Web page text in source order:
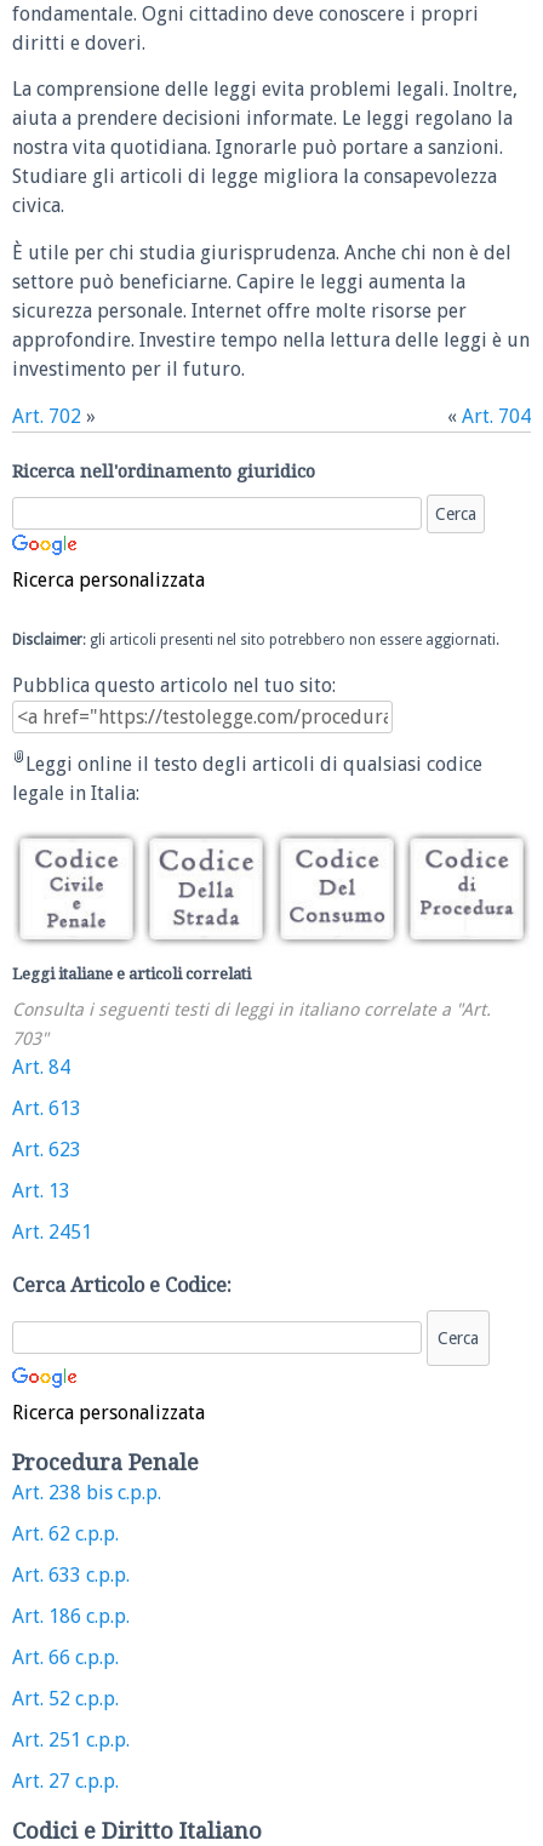
fondamentale. Ogni cittadino deve conoscere i propri
diritti e doveri.
La comprensione delle leggi evita problemi legali. Inoltre,
aiuta a prendere decisioni informate. Le leggi regolano la
nostra vita quotidiana. Ignorarle può portare a sanzioni.
Studiare gli articoli di legge migliora la consapevolezza
civica.
È utile per chi studia giurisprudenza. Anche chi non è del
settore può beneficiarne. Capire le leggi aumenta la
sicurezza personale. Internet offre molte risorse per
approfondire. Investire tempo nella lettura delle leggi è un
investimento per il futuro.
Art. 702 » « Art. 704
Ricerca nell'ordinamento giuridico
Ricerca personalizzata
Disclaimer: gli articoli presenti nel sito potrebbero non essere aggiornati.
Pubblica questo articolo nel tuo sito:
Leggi online il testo degli articoli di qualsiasi codice
legale in Italia:
Leggi italiane e articoli correlati
Consulta i seguenti testi di leggi in italiano correlate a "Art.
703"
Art. 84
Art. 613
Art. 623
Art. 13
Art. 2451
Cerca Articolo e Codice:
Ricerca personalizzata
Procedura Penale
Art. 238 bis c.p.p.
Art. 62 c.p.p.
Art. 633 c.p.p.
Art. 186 c.p.p.
Art. 66 c.p.p.
Art. 52 c.p.p.
Art. 251 c.p.p.
Art. 27 c.p.p.
Codici e Diritto Italiano